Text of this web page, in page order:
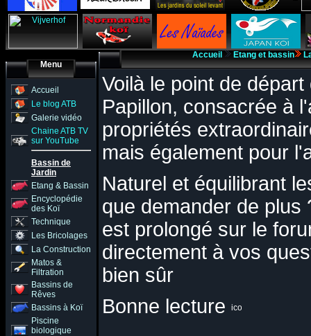
Menu
Accueil
Le blog ATB
Galerie vidéo
Chaine ATB TV
sur YouTube
Bassin de
Jardin
Etang & Bassin
Encyclopédie
des Koï
Technique
Les Bricolages
La Construction
Matos &
Filtration
Bassins de
Rêves
Bassins à Koï
Piscine
biologique
Accueil Etang et bassin
Voilà le point de
Papillon, consacrée à
propriétés
mais également pour
Naturel et équilibrant
que demander de
est prolongé sur le
directement à vos
bien sûr
Bonne lecture